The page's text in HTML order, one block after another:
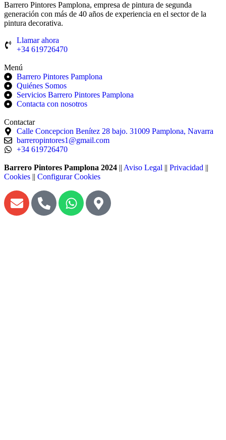
Barrero Pintores Pamplona, empresa de pintura de segunda
generación con más de 40 años de experiencia en el sector de la
pintura decorativa.
Llamar ahora
+34 619726470
Menú
Barrero Pintores Pamplona
Quiénes Somos
Servicios Barrero Pintores Pamplona
Contacta con nosotros
Contactar
Calle Concepcion Benítez 28 bajo. 31009 Pamplona, Navarra
barreropintores1@gmail.com
+34 619726470
Barrero Pintores Pamplona 2024 || Aviso Legal || Privacidad ||
Cookies || Configurar Cookies